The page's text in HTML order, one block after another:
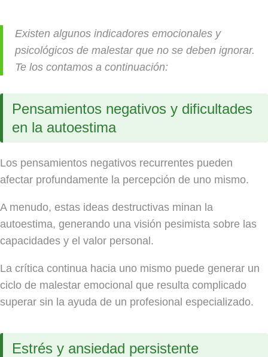
Existen algunos indicadores emocionales y
psicológicos de malestar que no se deben ignorar.
Te los contamos a continuación:
Pensamientos negativos y dificultades
en la autoestima
Los pensamientos negativos recurrentes pueden
afectar profundamente la percepción de uno mismo.
A menudo, estas ideas destructivas minan la
autoestima, generando una visión pesimista sobre las
capacidades y el valor personal.
La crítica continua hacia uno mismo puede generar un
ciclo de malestar emocional que resulta complicado
superar sin la ayuda de un profesional especializado.
Estrés y ansiedad persistente